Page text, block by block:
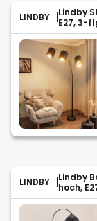
LINDBY
Lindby
E27, 3-
LINDBY
Lindby
hoch,